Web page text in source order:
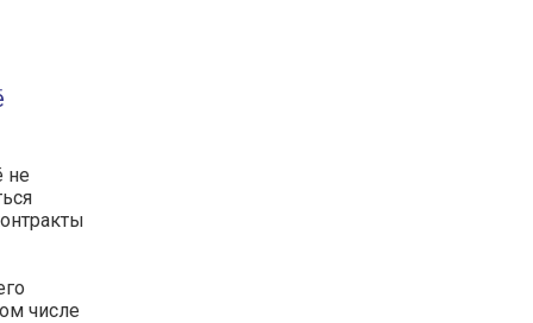
не
числе